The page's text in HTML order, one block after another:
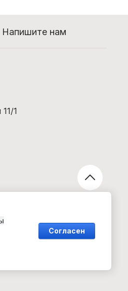
Напишите нам
1
Согласен